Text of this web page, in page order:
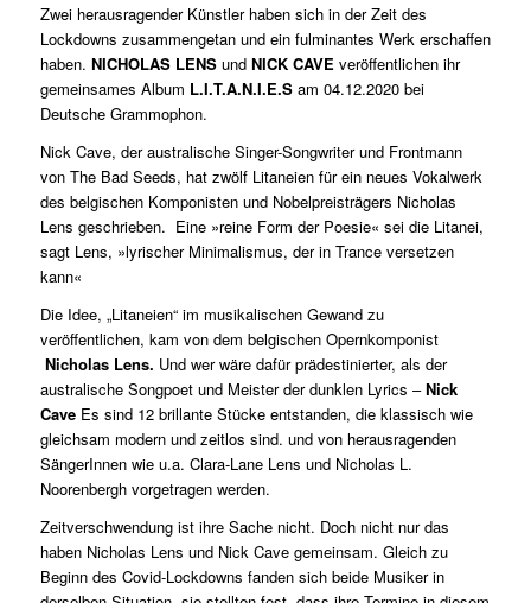
Zwei herausragender Künstler haben sich in der Zeit des
Lockdowns zusammengetan und ein fulminantes Werk erschaffen
haben. NICHOLAS LENS und NICK CAVE veröffentlichen ihr
gemeinsames Album L.I.T.A.N.I.E.S am 04.12.2020 bei
Deutsche Grammophon.
Nick Cave, der australische Singer-Songwriter und Frontmann
von The Bad Seeds, hat zwölf Litaneien für ein neues Vokalwerk
des belgischen Komponisten und Nobelpreisträgers Nicholas
Lens geschrieben. Eine »reine Form der Poesie« sei die Litanei,
sagt Lens, »lyrischer Minimalismus, der in Trance versetzen
kann«
Die Idee, „Litaneien“ im musikalischen Gewand zu
veröffentlichen, kam von dem belgischen Opernkomponist
Nicholas Lens. Und wer wäre dafür prädestinierter, als der
australische Songpoet und Meister der dunklen Lyrics –Nick
Cave Es sind 12 brillante Stücke entstanden, die klassisch wie
gleichsam modern und zeitlos sind. und von herausragenden
SängerInnen wie u.a. Clara-Lane Lens und Nicholas L.
Noorenbergh vorgetragen werden.
Zeitverschwendung ist ihre Sache nicht. Doch nicht nur das
haben Nicholas Lens und Nick Cave gemeinsam. Gleich zu
Beginn des Covid-Lockdowns fanden sich beide Musiker in